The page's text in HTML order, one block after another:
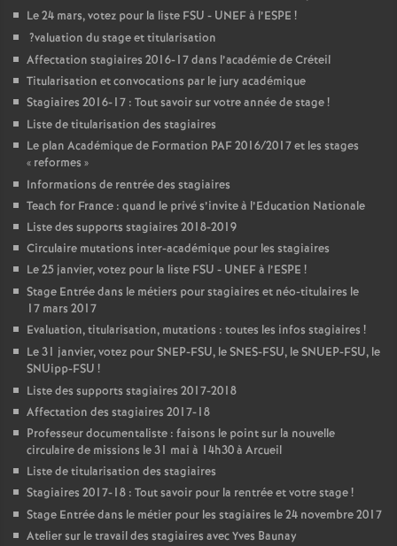
Le 24 mars, votez pour la liste FSU - UNEFà l’ESPE !
?valuation du stage et titularisation
Affectation stagiaires 2016-17 dans l’académie de Créteil
Titularisation et convocations par le jury académique
Stagiaires 2016-17 : Tout savoir sur votre année de stage!
Liste de titularisation des stagiaires
Le plan Académique de Formation PAF2016/2017 et les stages
« reformes »
Informations de rentrée des stagiaires
Teach for France : quand le privé s’invite à l’Education Nationale
Liste des supports stagiaires 2018-2019
Circulaire mutations inter-académique pour les stagiaires
Le 25 janvier, votez pour la liste FSU - UNEFà l’ESPE !
Stage Entrée dans le métiers pour stagiaires et néo-titulaires le
17 mars 2017
Evaluation, titularisation, mutations : toutes les infos stagiaires !
Le 31 janvier, votez pourSNEP-FSU, leSNES-FSU, leSNUEP-FSU, le
SNUipp-FSU !
Liste des supports stagiaires 2017-2018
Affectation des stagiaires 2017-18
Professeur documentaliste : faisons le point sur la nouvelle
circulaire de missions le 31 mai à 14h30 à Arcueil
Liste de titularisation des stagiaires
Stagiaires 2017-18 : Tout savoir pour la rentrée et votre stage!
Stage Entrée dans le métier pour les stagiaires le 24 novembre 2017
Atelier sur le travail des stagiaires avec Yves Baunay